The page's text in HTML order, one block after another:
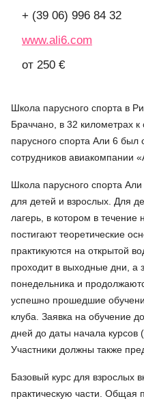
+ (39 06) 996 84 32
www.ali6.com
от 250 €
Школа парусного спорта в
Браччано, в 32 километрах
парусного спорта Али 6 был
сотрудников авиакомпании
Школа парусного спорта
для детей и взрослых. Для
лагерь, в котором в течение
постигают теоретические
практикуются на открытой
проходит в выходные дни, а
понедельника и
успешно прошедшие
клуба. Заявка на обучение
дней до даты начала курсов
Участники должны также
Базовый курс для взрослых
практическую части. Общая